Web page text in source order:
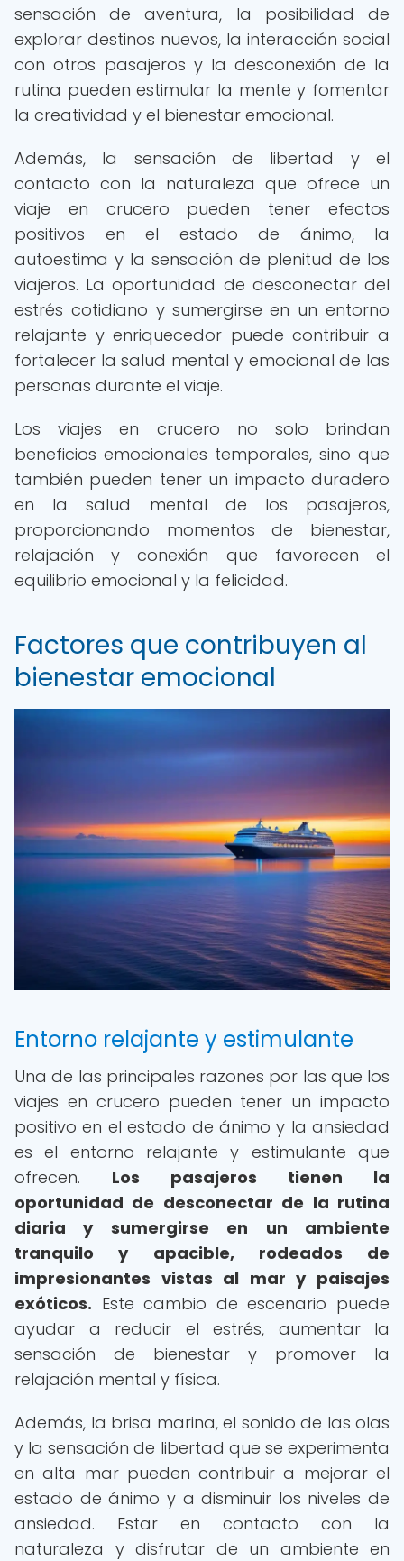
sensación de aventura, la posibilidad de
explorar destinos nuevos, la interacción social
con otros pasajeros y la desconexión de la
rutina pueden estimular la mente y fomentar
la creatividad y el bienestar emocional.
Además, la sensación de libertad y el
contacto con la naturaleza que ofrece un
viaje en crucero pueden tener efectos
positivos en el estado de ánimo, la
autoestima y la sensación de plenitud de los
viajeros. La oportunidad de desconectar del
estrés cotidiano y sumergirse en un entorno
relajante y enriquecedor puede contribuir a
fortalecer la salud mental y emocional de las
personas durante el viaje.
Los viajes en crucero no solo brindan
beneficios emocionales temporales, sino que
también pueden tener un impacto duradero
en la salud mental de los pasajeros,
proporcionando momentos de bienestar,
relajación y conexión que favorecen el
equilibrio emocional y la felicidad.
Factores que contribuyen al
bienestar emocional
Entorno relajante y estimulante
Una de las principales razones por las que los
viajes en crucero pueden tener un impacto
positivo en el estado de ánimo y la ansiedad
es el entorno relajante y estimulante que
ofrecen. Los pasajeros tienen la
oportunidad de desconectar de la rutina
diaria y sumergirse en un ambiente
tranquilo y apacible, rodeados de
impresionantes vistas al mar y paisajes
exóticos. Este cambio de escenario puede
ayudar a reducir el estrés, aumentar la
sensación de bienestar y promover la
relajación mental y física.
Además, la brisa marina, el sonido de las olas
y la sensación de libertad que se experimenta
en alta mar pueden contribuir a mejorar el
estado de ánimo y a disminuir los niveles de
ansiedad. Estar en contacto con la
naturaleza y disfrutar de un ambiente en